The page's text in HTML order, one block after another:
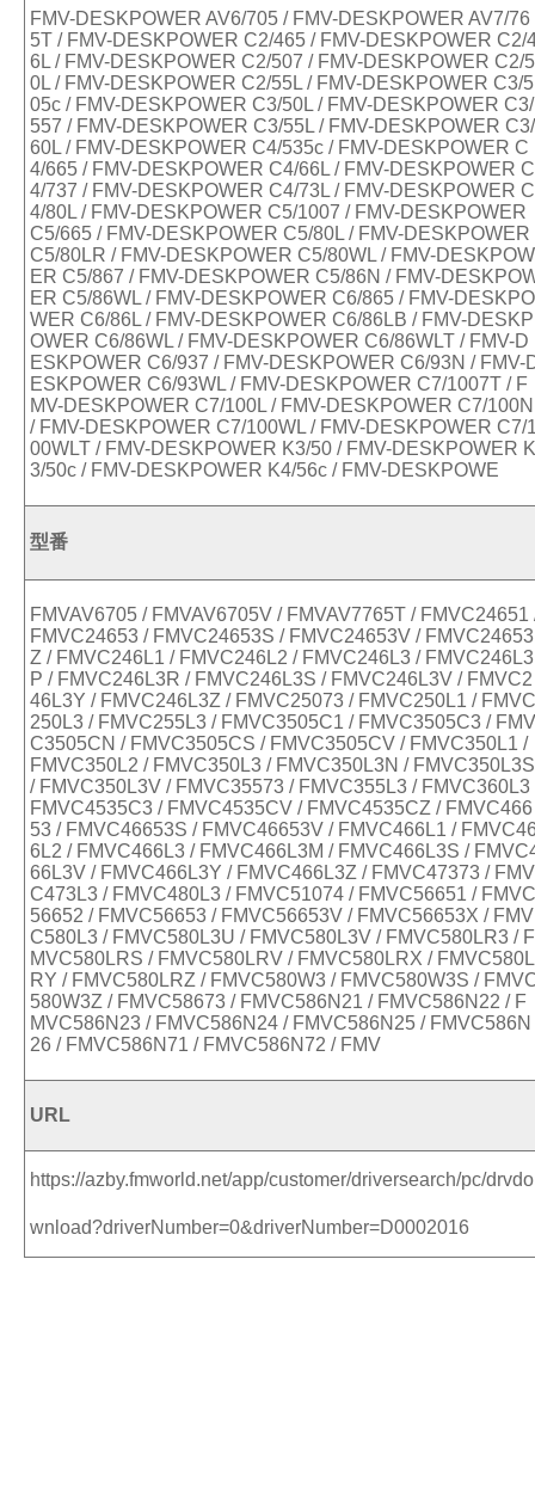
FMV-DESKPOWER AV6/705 / FMV-DESKPOWER AV7/76
5T / FMV-DESKPOWER C2/465 / FMV-DESKPOWER C2/
6L / FMV-DESKPOWER C2/507 / FMV-DESKPOWER C2/5
0L / FMV-DESKPOWER C2/55L / FMV-DESKPOWER C3/5
05c / FMV-DESKPOWER C3/50L / FMV-DESKPOWER C3/
557 / FMV-DESKPOWER C3/55L / FMV-DESKPOWER C3/
60L / FMV-DESKPOWER C4/535c / FMV-DESKPOWER C
4/665 / FMV-DESKPOWER C4/66L / FMV-DESKPOWER C
4/737 / FMV-DESKPOWER C4/73L / FMV-DESKPOWER C
4/80L / FMV-DESKPOWER C5/1007 / FMV-DESKPOWER
C5/665 / FMV-DESKPOWER C5/80L / FMV-DESKPOWER
C5/80LR / FMV-DESKPOWER C5/80WL / FMV-DESKPOW
ER C5/867 / FMV-DESKPOWER C5/86N / FMV-
ER C5/86WL / FMV-DESKPOWER C6/865 / FMV-DESKPO
WER C6/86L / FMV-DESKPOWER C6/86LB / FMV-DESKP
OWER C6/86WL / FMV-DESKPOWER C6/86WLT / FMV-D
ESKPOWER C6/937 / FMV-DESKPOWER C6/93N / FMV-
ESKPOWER C6/93WL / FMV-DESKPOWER C7/1007T / F
MV-DESKPOWER C7/100L / FMV-DESKPOWER C7/100N
/ FMV-DESKPOWER C7/100WL / FMV-DESKPOWER C7/
00WLT / FMV-DESKPOWER K3/50 / FMV-DESKPOWER K
3/50c / FMV-DESKPOWER K4/56c / FMV-DESKPOWE
型番
FMVAV6705 / FMVAV6705V / FMVAV7765T / FMVC24651
FMVC24653 / FMVC24653S / FMVC24653V / FMVC24653
Z / FMVC246L1 / FMVC246L2 / FMVC246L3 / FMVC246L3
P / FMVC246L3R / FMVC246L3S / FMVC246L3V / FMVC2
46L3Y / FMVC246L3Z / FMVC25073 / FMVC250L1 / FMVC
250L3 / FMVC255L3 / FMVC3505C1 / FMVC3505C3 / FMV
C3505CN / FMVC3505CS / FMVC3505CV / FMVC350L1 /
FMVC350L2 / FMVC350L3 / FMVC350L3N / FMVC350L3S
/ FMVC350L3V / FMVC35573 / FMVC355L3 / FMVC360L3
FMVC4535C3 / FMVC4535CV / FMVC4535CZ / FMVC466
53 / FMVC46653S / FMVC46653V / FMVC466L1 /
6L2 / FMVC466L3 / FMVC466L3M / FMVC466L3S /
66L3V / FMVC466L3Y / FMVC466L3Z / FMVC47373 / FMV
C473L3 / FMVC480L3 / FMVC51074 / FMVC56651 / FMVC
56652 / FMVC56653 / FMVC56653V / FMVC56653X / FMV
C580L3 / FMVC580L3U / FMVC580L3V / FMVC580LR3 / F
MVC580LRS / FMVC580LRV / FMVC580LRX / FMVC580L
RY / FMVC580LRZ / FMVC580W3 / FMVC580W3S /
580W3Z / FMVC58673 / FMVC586N21 / FMVC586N22 / F
MVC586N23 / FMVC586N24 / FMVC586N25 / FMVC586N
26 / FMVC586N71 / FMVC586N72 / FMV
URL
https://azby.fmworld.net/app/customer/driversearch/pc/drvdo
wnload?driverNumber=0&driverNumber=D0002016